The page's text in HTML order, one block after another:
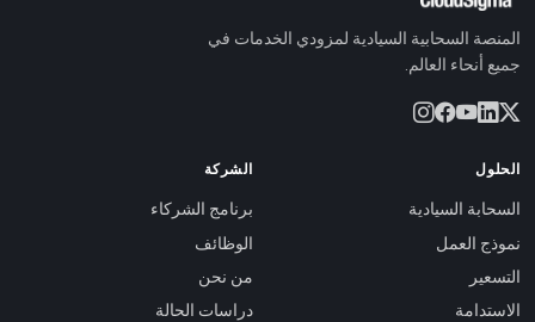
المنصة السحابية السيادية لمزودي الخدمات في
جميع أنحاء العالم.
الحلول
السحابة السيادية
نموذج العمل
التسعير
الاستدامة
الشركة
برنامج الشركاء
الوظائف
من نحن
دراسات الحالة